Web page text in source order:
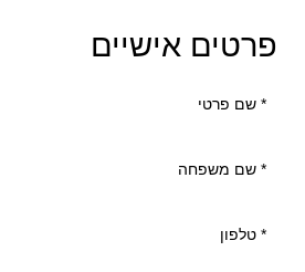
פרטים אישיים
* שם פרטי
* שם משפחה
* טלפון